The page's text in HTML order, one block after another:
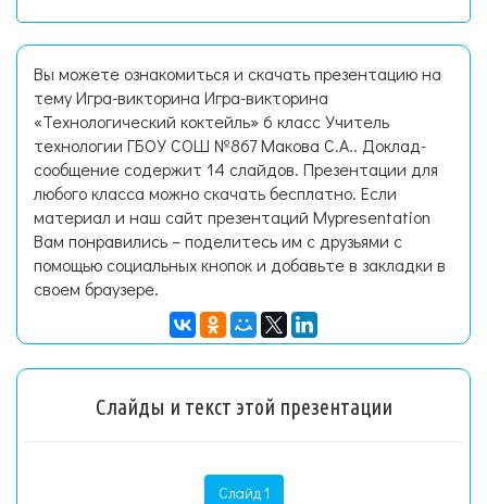
Вы можете ознакомиться и скачать презентацию на
тему Игра-викторина Игра-викторина
«Технологический коктейль» 6 класс Учитель
технологии ГБОУ СОШ №867 Макова С.А.. Доклад-
сообщение содержит 14 слайдов. Презентации для
любого класса можно скачать бесплатно. Если
материал и наш сайт презентаций Mypresentation
Вам понравились – поделитесь им с друзьями с
помощью социальных кнопок и добавьте в закладки в
своем браузере.
Слайды и текст этой презентации
Слайд 1